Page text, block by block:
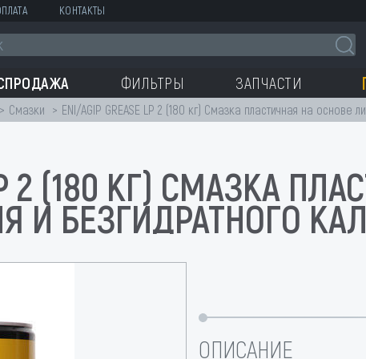
КОНТАКТЫ
ФИЛЬТРЫ ЗАПЧАСТИ
Смазки ENI/AGIP GREASE LP 2 (180 кг) Смазка пластичная на основе
2 (180 КГ) СМАЗКА
И БЕЗГИДРАТНОГО
ОПИСАНИЕ